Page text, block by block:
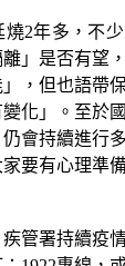
2年多，不
」是否有望
，但也語帶
化」。至於
會持續進行
要有心理準
管署持續疫